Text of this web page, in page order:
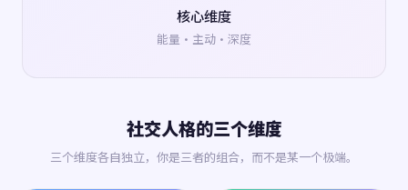
核心维度
能量·主动·深度
社交人格的三个维度
三个维度各自独立，你是三者的组合，而不是某一个极端。